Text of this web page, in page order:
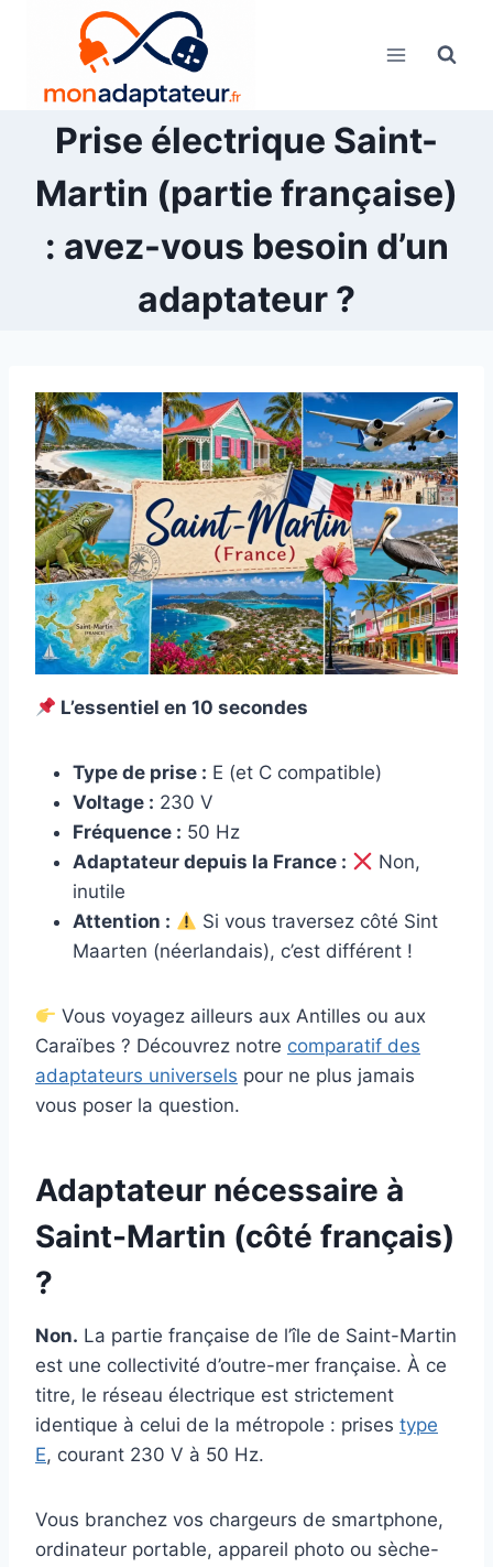
Prise électrique Saint-
Martin (partie française)
: avez-vous besoin d’un
adaptateur ?
L’essentiel en 10 secondes
Type de prise : E (et C compatible)
Voltage : 230 V
Fréquence : 50 Hz
Adaptateur depuis la France :
Non,
inutile
Attention :
Si vous traversez côté Sint
Maarten (néerlandais), c’est différent !
Vous voyagez ailleurs aux Antilles ou aux
Caraïbes ? Découvrez notre comparatif des
adaptateurs universels pour ne plus jamais
vous poser la question.
Adaptateur nécessaire à
Saint-Martin (côté français)
?
Non. La partie française de l’île de Saint-Martin
est une collectivité d’outre-mer française. À ce
titre, le réseau électrique est strictement
identique à celui de la métropole : prises type
E, courant 230 V à 50 Hz.
Vous branchez vos chargeurs de smartphone,
ordinateur portable, appareil photo ou sèche-